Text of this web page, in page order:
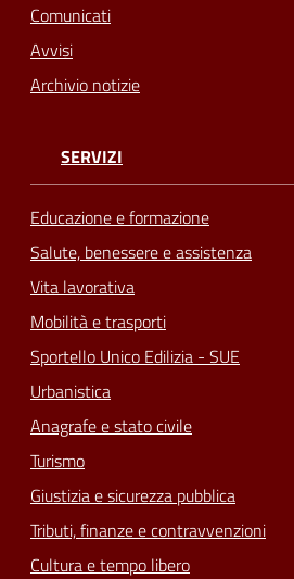
Comunicati
Avvisi
Archivio notizie
SERVIZI
Educazione e formazione
Salute, benessere e assistenza
Vita lavorativa
Mobilità e trasporti
Sportello Unico Edilizia - SUE
Urbanistica
Anagrafe e stato civile
Turismo
Giustizia e sicurezza pubblica
Tributi, finanze e contravvenzioni
Cultura e tempo libero